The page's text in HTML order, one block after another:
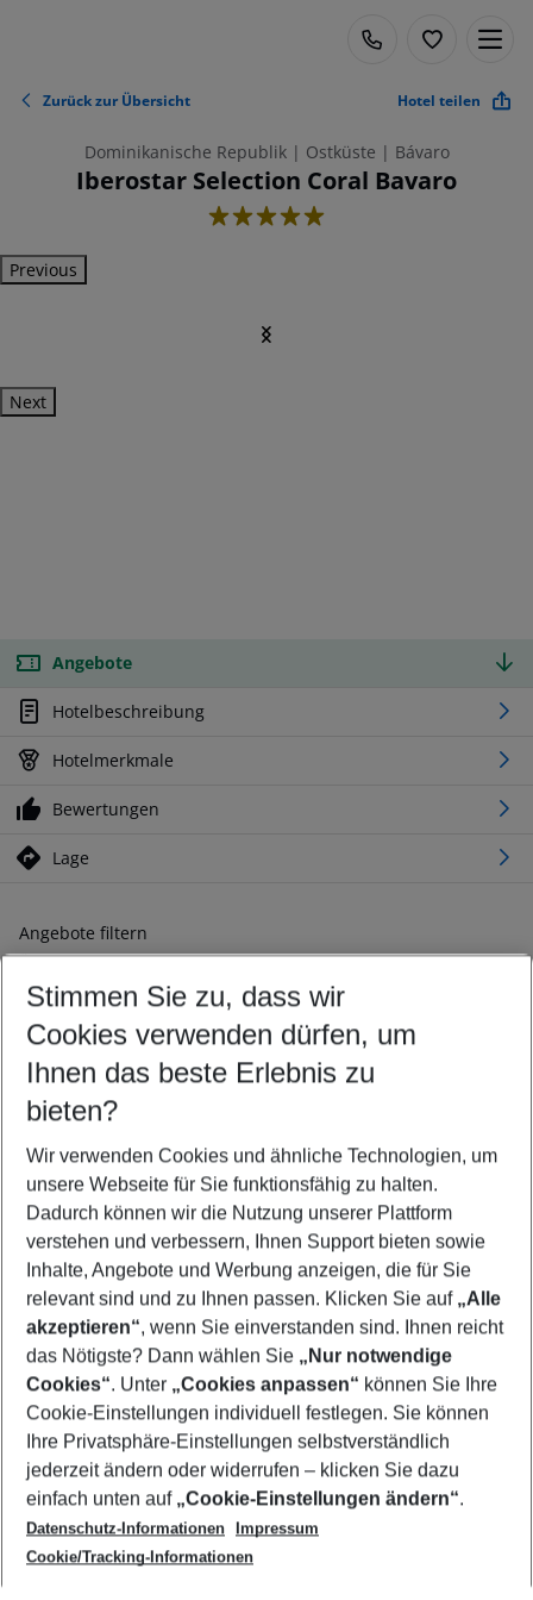
Zurück zur Übersicht Hotel teilen
Dominikanische Republik | Ostküste | Bávaro
Iberostar Selection Coral Bavaro
5
Previous
Next
Angebote
Hotelbeschreibung
Hotelmerkmale
Bewertungen
Lage
Angebote filtern
Ändern Sie Ihre Kriterien nach Ihren Wünschen
Abflughafen wählen
Beliebiger Abflughafen
Reisezeitraum wählen
09.08.26– 07.08.27 5-8 Nächte
2 Erwachsene Keine Kinder
Mehr Filter anzeigen
Footer
Footer navigation
Über uns
AGB
Cookie-Einstellungen ändern
Cookie-Richtlinie
Datenschutz
Service & Hilfe
Barrierefreies Reisen
Check-in
Folgen Sie uns
Stimmen Sie zu, dass wir
Cookies verwenden dürfen, um
Ihnen das beste Erlebnis zu
bieten?
Wir verwenden Cookies und ähnliche Technologien, um
unsere Webseite für Sie funktionsfähig zu halten.
Dadurch können wir die Nutzung unserer Plattform
verstehen und verbessern, Ihnen Support bieten sowie
Inhalte, Angebote und Werbung anzeigen, die für Sie
relevant sind und zu Ihnen passen. Klicken Sie auf „Alle
akzeptieren“, wenn Sie einverstanden sind. Ihnen reicht
das Nötigste? Dann wählen Sie „Nur notwendige
Cookies“. Unter „Cookies anpassen“ können Sie Ihre
Cookie-Einstellungen individuell festlegen. Sie können
Ihre Privatsphäre-Einstellungen selbstverständlich
jederzeit ändern oder widerrufen – klicken Sie dazu
einfach unten auf „Cookie-Einstellungen ändern“.
Datenschutz-Informationen
Impressum
Cookie/Tracking-Informationen